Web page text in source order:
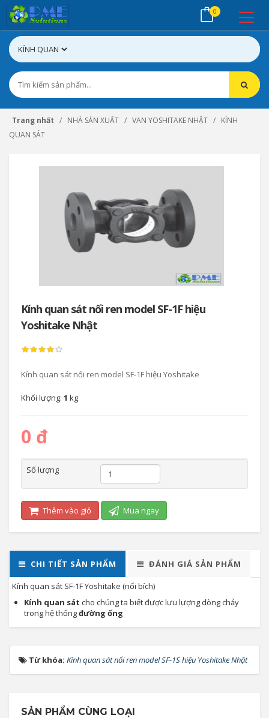
0
Trang nhất NHÀ SẢN XUẤT VAN YOSHITAKE NHẬT
KÍNH
QUAN SÁT
Kính quan sát nối ren model SF-1F hiệu
Yoshitake Nhật
Kính quan sát nối ren model SF-1F hiệu Yoshitake
Khối lượng: 1 kg
0 đ
Số lượng
Thêm vào giỏ Mua ngay
CHI TIẾT SẢN PHẨM ĐÁNH GIÁ SẢN PHẨM
Kính quan sát SF-1F Yoshitake (nối bích)
Kính quan sát cho chúng ta biết được lưu lượng dòng chảy
trong hệ thốngđường ống
Từ khóa: Kính quan sát nối ren model SF-1S hiệu Yoshitake Nhật
SẢN PHẨM CÙNG LOẠI